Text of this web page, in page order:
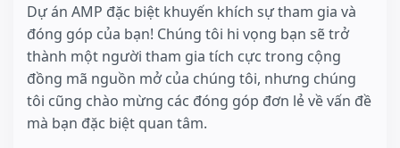
Dự án AMP đặc biệt khuyến khích sự tham gia và
đóng góp của bạn! Chúng tôi hi vọng bạn sẽ trở
thành một người tham gia tích cực trong cộng
đồng mã nguồn mở của chúng tôi, nhưng chúng
tôi cũng chào mừng các đóng góp đơn lẻ về vấn đề
mà bạn đặc biệt quan tâm.